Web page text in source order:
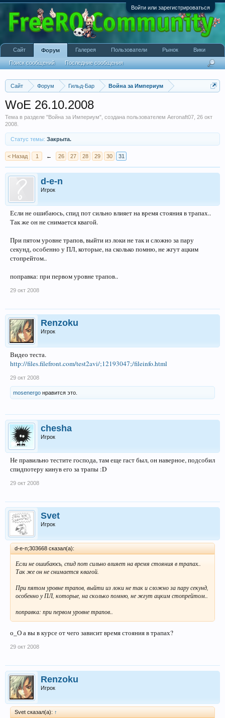
Войти или зарегистрироваться
Сайт Форум Гильд-Бар Война за Империум
WoE 26.10.2008
Тема в разделе "Война за Империум", создана пользователем Aeronaft07 26 окт
2008
Статус темы: Закрыта.
< Назад 1 ← 26 27 28 29 30 31
d-e-n
Игрок
Если не ошибаюсь, спид пот сильно влияет на время стояния в трапах..
Так же он не снимается квагой.
При пятом уровне трапов, выйти из локи не так и сложно за пару
секунд, особенно у ПЛ, которые, на сколько помню, не жгут ацким
стопрейтом..
поправка: при первом уровне трапов..
29 окт 2008
Renzoku
Игрок
Видео теста.
http://files.filefront.com/test2avi/;12193047;/fileinfo.html
29 окт 2008
mosenergo нравится это.
chesha
Игрок
Не правильно тестите господа, там еще гаст был, он наверное, подсобил
спидпотеру кинув его за трапы :D
29 окт 2008
Svet
Игрок
d-e-n;303668 сказал(а):
Если не ошибаюсь, спид пот сильно влияет на время стояния в трапах..
Так же он не снимается квагой.
При пятом уровне трапов, выйти из локи не так и сложно за пару секунд,
особенно у ПЛ, которые, на сколько помню, не жгут ацким стопрейтом..
поправка: при первом уровне трапов..
о_О а вы в курсе от чего зависит время стояния в трапах?
29 окт 2008
Renzoku
Игрок
Svet сказал(а): ↑
Сайт Форум
Поиск сообщений Последние сообщения
Галерея Пользователи Рынок Вики